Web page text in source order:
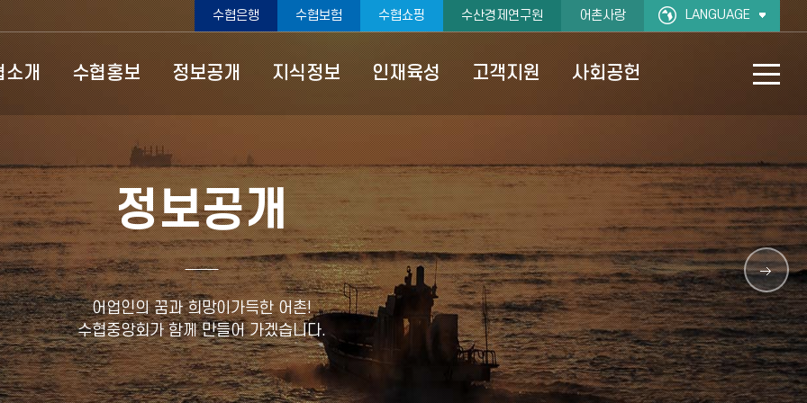
수협은행 수협보험 수협쇼핑 수산경제연구원 어촌사랑 LANGUAGE
소개 수협홍보 정보공개 지식정보 인재육성 고객지원 사회공헌
정보공개
어업인의 꿈과 희망이가득한 어촌!
수협중앙회가 함께 만들어 가겠습니다.